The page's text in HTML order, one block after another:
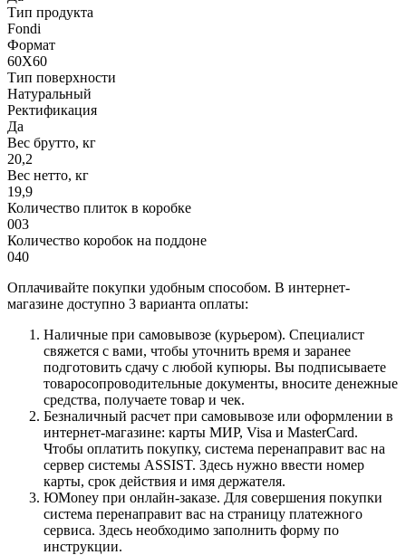
Тип продукта
Fondi
Формат
60X60
Тип поверхности
Натуральный
Ректификация
Да
Вес брутто, кг
20,2
Вес нетто, кг
19,9
Количество плиток в коробке
003
Количество коробок на поддоне
040
Оплачивайте покупки удобным способом. В интернет-
магазине доступно 3 варианта оплаты:
Наличные при самовывозе (курьером). Специалист
свяжется с вами, чтобы уточнить время и заранее
подготовить сдачу с любой купюры. Вы подписываете
товаросопроводительные документы, вносите денежные
средства, получаете товар и чек.
Безналичный расчет при самовывозе или оформлении в
интернет-магазине: карты МИР, Visa и MasterCard.
Чтобы оплатить покупку, система перенаправит вас на
сервер системы ASSIST. Здесь нужно ввести номер
карты, срок действия и имя держателя.
ЮMoney при онлайн-заказе. Для совершения покупки
система перенаправит вас на страницу платежного
сервиса. Здесь необходимо заполнить форму по
инструкции.